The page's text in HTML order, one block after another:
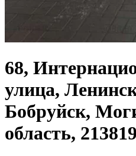
68,
улица,
Бобруйск,
область,